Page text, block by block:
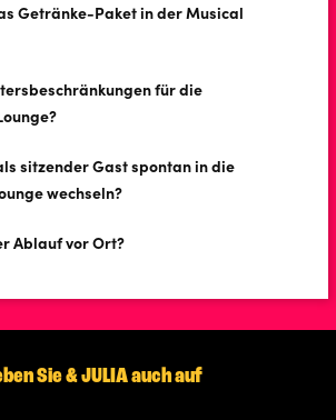
Getränke-Paket in der Musical
für die
sitzender Gast spontan in die
wechseln?
Ablauf vor Ort?
Sie & JULIA auch auf